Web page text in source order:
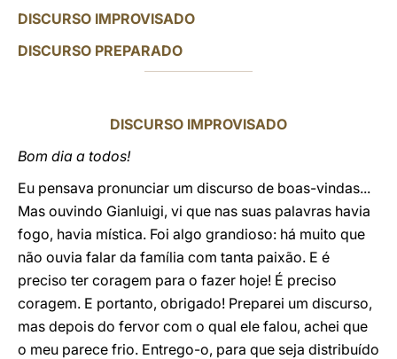
DISCURSO IMPROVISADO
DISCURSO PREPARADO
DISCURSO IMPROVISADO
Bom dia a todos!
Eu pensava pronunciar um discurso de boas-vindas...
Mas ouvindo Gianluigi, vi que nas suas palavras havia
fogo, havia mística. Foi algo grandioso: há muito que
não ouvia falar da família com tanta paixão. E é
preciso ter coragem para o fazer hoje! É preciso
coragem. E portanto, obrigado! Preparei um discurso,
mas depois do fervor com o qual ele falou, achei que
o meu parece frio. Entrego-o, para que seja distribuído